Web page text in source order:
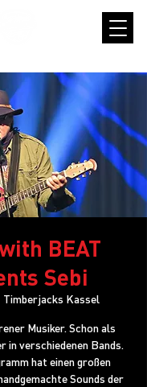
BEAT
Sebi
Timberjacks Kassel
Musiker. Schon als
in verschiedenen Bands.
hat einen großen
Sounds der